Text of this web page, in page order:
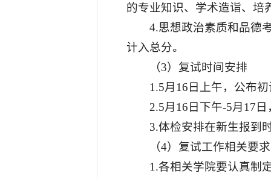
的专业知识、学术造诣、培
4.思想政治素质和品德
计入总分。
（3）复试时间安排
1.5月16日上午，公布
2.5月16日下午-5月17
3.体检安排在新生报到
（4）复试工作相关要求
1.各相关学院要认真制